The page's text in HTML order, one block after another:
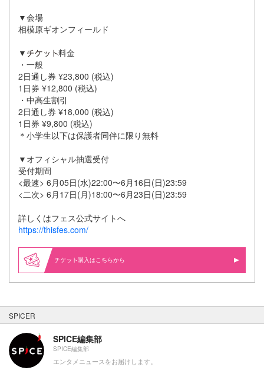
▼会場
相模原ギオンフィールド
▼
料金
・一般
2日通し券 ¥23,800 (税込)
1日券 ¥12,800 (税込)
・中高生割引
2日通し券 ¥18,000 (税込)
1日券 ¥9,800 (税込)
＊小学生以下は保護者同伴に限り無料
▼オフィシャル抽選受付
受付期間
<最速> 6月05日(水)22:00〜6月16日(日)23:59
<二次> 6月17日(月)18:00〜6月23日(日)23:59
詳しくはフェス公式サイトへ
https://thisfes.com/
購入はこちらから
SPICER
SPICE編集部
SPICE編集部
エンタメニュースをお届けします。